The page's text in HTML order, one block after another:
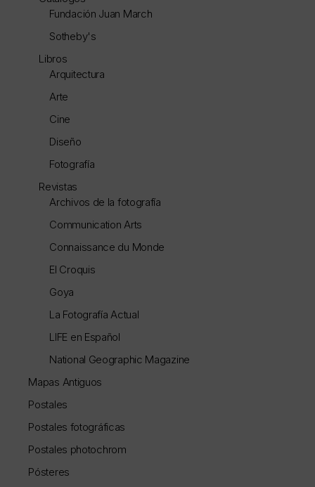
Fundación Juan March
Sotheby's
Libros
Arquitectura
Arte
Cine
Diseño
Fotografía
Revistas
Archivos de la fotografía
Communication Arts
Connaissance du Monde
El Croquis
Goya
La Fotografía Actual
LIFE en Español
National Geographic Magazine
Mapas Antiguos
Postales
Postales fotográficas
Postales photochrom
Pósteres